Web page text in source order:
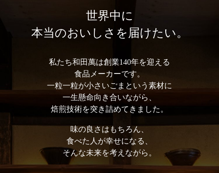
世界中に
本当のおいしさを届けたい。
私たち和⽥萬は創業140年を迎える
⾷品メーカーです。
⼀粒⼀粒が⼩さいごまという素材に
⼀⽣懸命向き合いながら、
焙煎技術を突き詰めてきました。
味の良さはもちろん、
⾷べた⼈が幸せになる、
そんな未来を考えながら。